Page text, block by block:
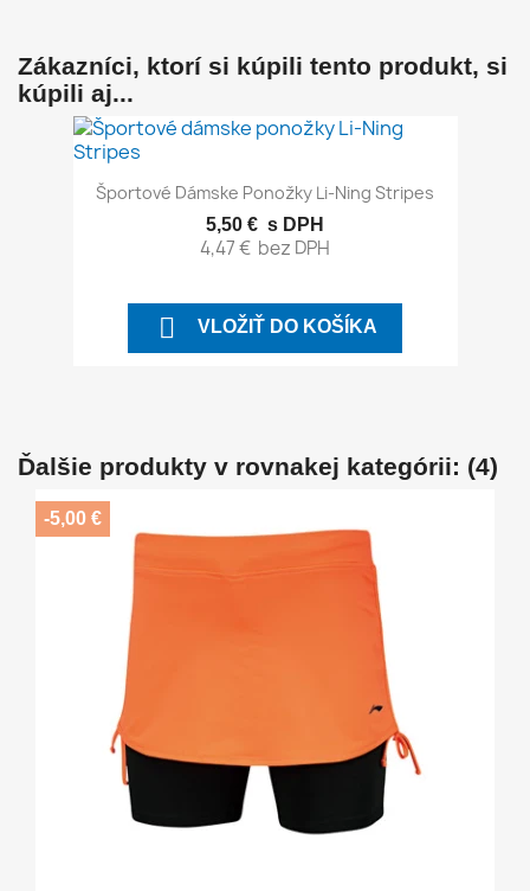
Zákazníci, ktorí si kúpili tento produkt, si
kúpili aj...
Športové Dámske Ponožky Li-Ning Stripes
5,50 € s DPH
4,47 € bez DPH
 VLOŽIŤ DO KOŠÍKA
Ďalšie produkty v rovnakej kategórii: (4)
-5,00 €